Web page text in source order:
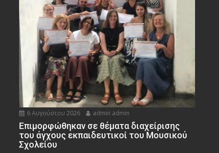
6 Αυγούστου 2026 admin admin
Eπιμορφώθηκαν σε θέματα διαχείρισης
του άγχους εκπαιδευτικοί του Μουσικού
Σχολείου